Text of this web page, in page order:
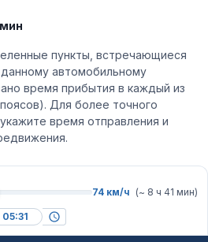
пункты, встречающиеся
автомобильному
время прибытия в каждый из
Для более точного
время отправления и
74 км/ч (~ 8 ч 41 мин)